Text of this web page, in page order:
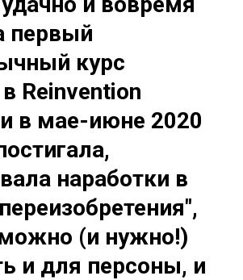
первый
курс
Reinvention
в мае-июне 2020
наработки в
(и нужно!)
и для персоны, и